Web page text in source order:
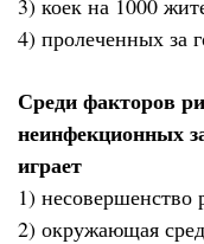
3) коек на 1000
4) пролеченных за
Среди факторов
неинфекционных
играет
1) несовершенство
2) окружающая